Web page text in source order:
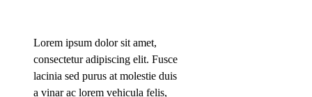
Lorem ipsum dolor sit amet,
consectetur adipiscing elit. Fusce
lacinia sed purus at molestie duis
a vinar ac lorem vehicula felis,